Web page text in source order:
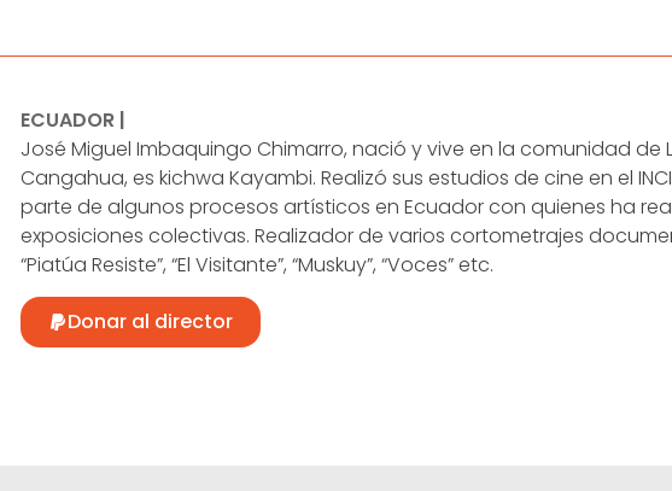
ECUADOR |
José Miguel Imbaquingo Chimarro, nació y vive en la comunidad de
Cangahua, es kichwa Kayambi. Realizó sus estudios de cine en el
parte de algunos procesos artísticos en Ecuador con quienes ha
exposiciones colectivas. Realizador de varios cortometrajes
“Piatúa Resiste”, “El Visitante”, “Muskuy”, “Voces” etc.
Donar al director